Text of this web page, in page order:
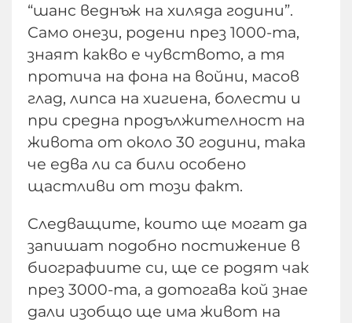
“шанс веднъж на хиляда години”.
Само онези, родени през 1000-та,
знаят какво е чувството, а тя
протича на фона на войни, масов
глад, липса на хигиена, болести и
при средна продължителност на
живота от около 30 години, така
че едва ли са били особено
щастливи от този факт.
Следващите, които ще могат да
запишат подобно постижение в
биографиите си, ще се родят чак
през 3000-та, а дотогава кой знае
дали изобщо ще има живот на